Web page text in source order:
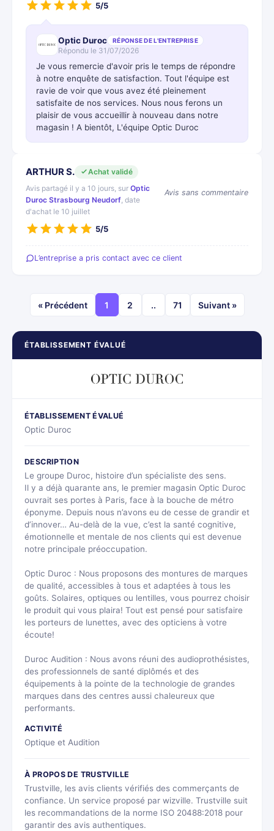
ÉTABLISSEMENT ÉVALUÉ
ÉTABLISSEMENT ÉVALUÉ
Optic Duroc
DESCRIPTION
Le groupe Duroc, histoire d’un spécialiste des sens.
Il y a déjà quarante ans, le premier magasin Optic Duroc
ouvrait ses portes à Paris, face à la bouche de métro
éponyme. Depuis nous n’avons eu de cesse de grandir et
d’innover… Au-delà de la vue, c’est la santé cognitive,
émotionnelle et mentale de nos clients qui est devenue
notre principale préoccupation.
Optic Duroc : Nous proposons des montures de marques
de qualité, accessibles à tous et adaptées à tous les
goûts. Solaires, optiques ou lentilles, vous pourrez choisir
le produit qui vous plaira! Tout est pensé pour satisfaire
les porteurs de lunettes, avec des opticiens à votre
écoute!
Duroc Audition : Nous avons réuni des audioprothésistes,
des professionnels de santé diplômés et des
équipements à la pointe de la technologie de grandes
marques dans des centres aussi chaleureux que
performants.
ACTIVITÉ
Optique et Audition
À PROPOS DE TRUSTVILLE
Trustville, les avis clients vérifiés des commerçants de
confiance. Un service proposé par wizville. Trustville suit
les recommandations de la norme ISO 20488:2018 pour
garantir des avis authentiques.
5/5
Optic Duroc RÉPONSE DE L'ENTREPRISE
Répondu le 31/07/2026
Je vous remercie d'avoir pris le temps de répondre
à notre enquête de satisfaction. Tout l'équipe est
ravie de voir que vous avez été pleinement
satisfaite de nos services. Nous nous ferons un
plaisir de vous accueillir à nouveau dans notre
magasin ! A bientôt, L'équipe Optic Duroc
ARTHUR S.
Achat validé
Avis partagé il y a 10 jours, sur Optic
Duroc Strasbourg Neudorf, date
d'achat le 10 juillet
Avis sans commentaire
5/5
L’entreprise a pris contact avec ce client
« Précédent 1 2 .. 71 Suivant »